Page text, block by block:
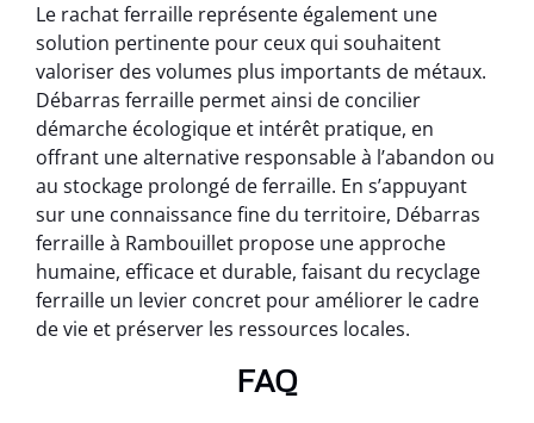
Le rachat ferraille représente également une
solution pertinente pour ceux qui souhaitent
valoriser des volumes plus importants de métaux.
Débarras ferraille permet ainsi de concilier
démarche écologique et intérêt pratique, en
offrant une alternative responsable à l’abandon ou
au stockage prolongé de ferraille. En s’appuyant
sur une connaissance fine du territoire, Débarras
ferraille à Rambouillet propose une approche
humaine, efficace et durable, faisant du recyclage
ferraille un levier concret pour améliorer le cadre
de vie et préserver les ressources locales.
FAQ